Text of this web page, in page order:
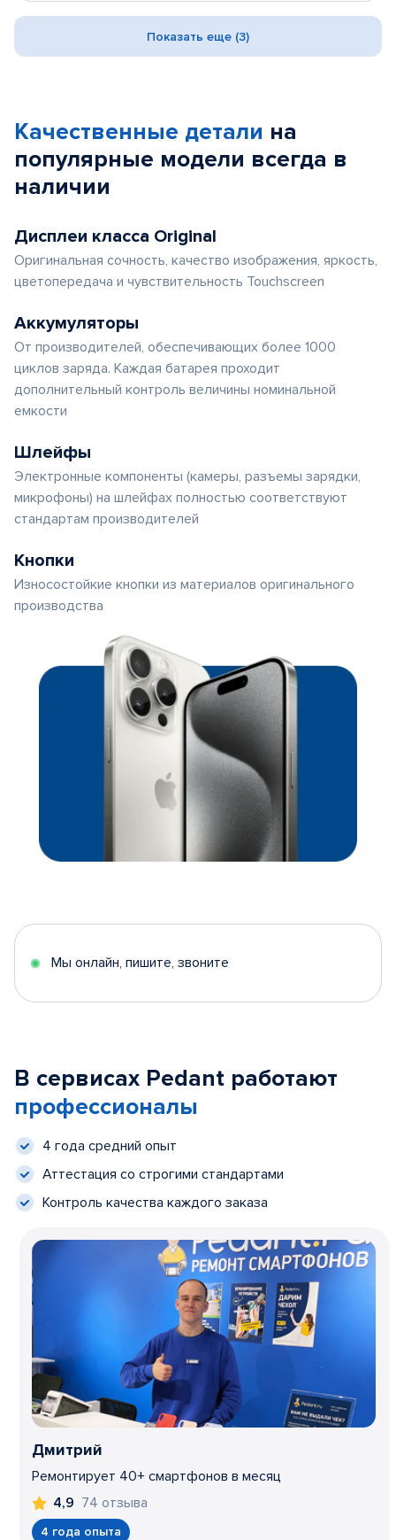
Показать еще (3)
Качественные детали на
популярные модели всегда в
наличии
Дисплеи класса Original
Оригинальная сочность, качество изображения, яркость,
цветопередача и чувствительность Touchscreen
Аккумуляторы
От производителей, обеспечивающих более 1000
циклов заряда. Каждая батарея проходит
дополнительный контроль величины номинальной
емкости
Шлейфы
Электронные компоненты (камеры, разъемы зарядки,
микрофоны) на шлейфах полностью соответствуют
стандартам производителей
Кнопки
Износостойкие кнопки из материалов оригинального
производства
Мы онлайн, пишите, звоните
В сервисах Pedant работают
профессионалы
4 года средний опыт
Аттестация со строгими стандартами
Контроль качества каждого заказа
Дмитрий
Ремонтирует 40+ смартфонов в месяц
4,9 74 отзыва
4 года опыта